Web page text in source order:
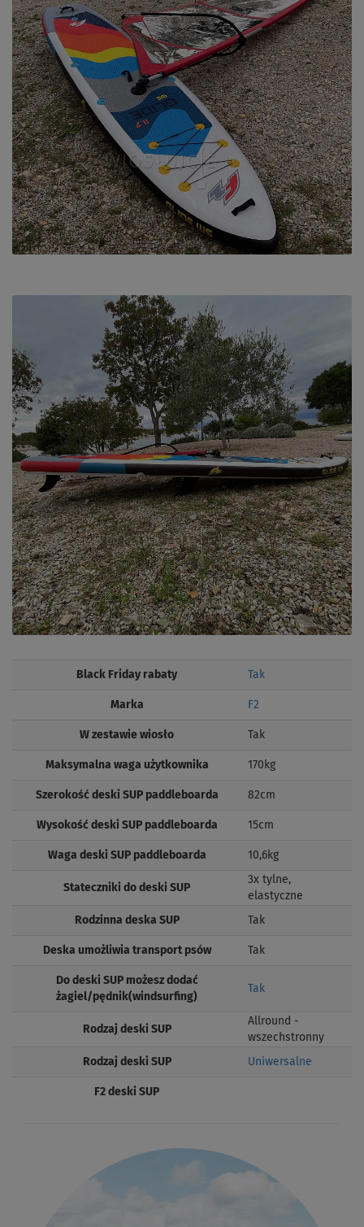
Black Friday rabaty Tak
Marka F2
W zestawie wiosło Tak
Maksymalna waga użytkownika 170kg
Szerokość deski SUP paddleboarda 82cm
Wysokość deski SUP paddleboarda 15cm
Waga deski SUP paddleboarda 10,6kg
Stateczniki do deski SUP
3x tylne,
elastyczne
Rodzinna deska SUP Tak
Deska umożliwia transport psów Tak
Do deski SUP możesz dodać
żagiel/pędnik(windsurfing)
Tak
Rodzaj deski SUP
Allround -
wszechstronny
Rodzaj deski SUP Uniwersalne
F2 deski SUP